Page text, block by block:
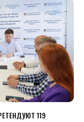
119